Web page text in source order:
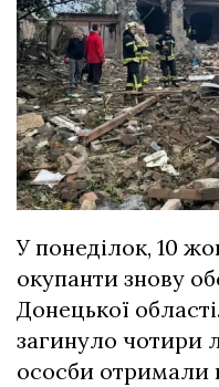
У понеділок, 10
окупанти знову
Донецької
загинуло чотири
ососби отримали